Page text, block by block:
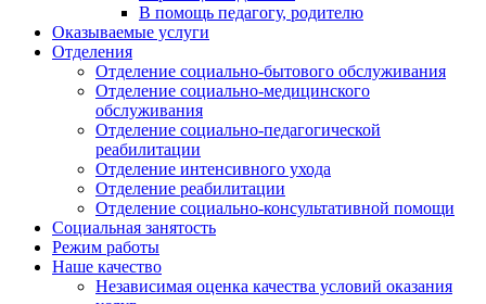
В помощь педагогу, родителю
Оказываемые услуги
Отделения
Отделение социально-бытового обслуживания
Отделение социально-медицинского
обслуживания
Отделение социально-педагогической
реабилитации
Отделение интенсивного ухода
Отделение реабилитации
Отделение социально-консультативной помощи
Социальная занятость
Режим работы
Наше качество
Независимая оценка качества условий оказания